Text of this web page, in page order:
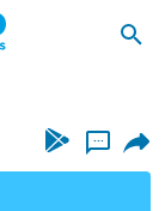
...